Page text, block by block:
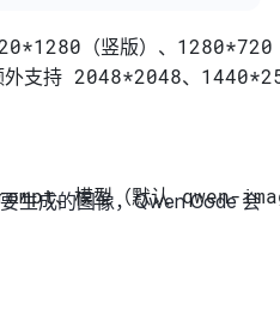
（竖版）、1280*720
支持 2048*2048、
、模型（默认 qwen-
生成的图像，Qwen Code 会